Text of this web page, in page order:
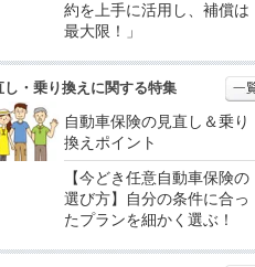
約を上手に活用し、補償は
最大限！」
し・乗り換えに関する特集
自動車保険の見直し＆乗り
換えポイント
【今どき任意自動車保険の
選び方】自分の条件に合っ
たプランを細かく選ぶ！